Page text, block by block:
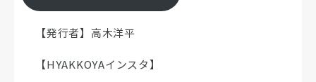
【発行者】高木洋平
【HYAKKOYAインスタ】